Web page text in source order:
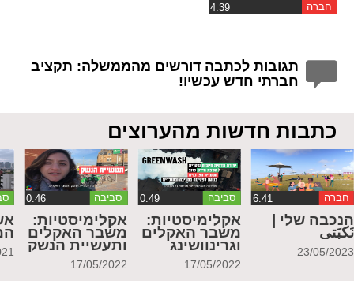
חברה
תגובות לכתבה דורשים מהממשלה: תקציב
חברתי חדש עכשיו!
כתבות חדשות מהערוצים
חברה
הנכבה שלי |
نَكبَتي
23/05/2023
סביבה ‏0:49
אקלימיסטיות:
משבר האקלים
וגרינוושינג
17/05/2022
סביבה
אקלימיסטיות:
משבר האקלים
ותעשיית הנשק
17/05/2022